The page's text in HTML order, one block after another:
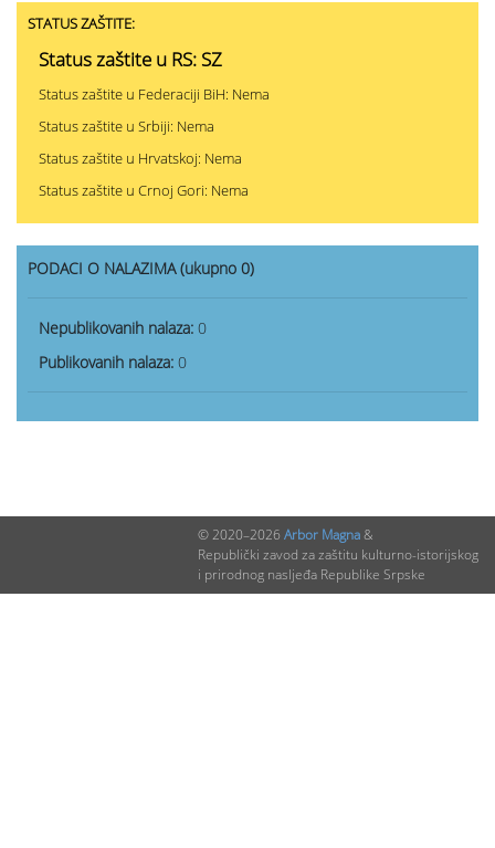
STATUS ZAŠTITE:
Status zaštite u RS: SZ
Status zaštite u Federaciji BiH: Nema
Status zaštite u Srbiji: Nema
Status zaštite u Hrvatskoj: Nema
Status zaštite u Crnoj Gori: Nema
PODACI O NALAZIMA (ukupno 0)
Nepublikovanih nalaza: 0
Publikovanih nalaza: 0
© 2020–2026 Arbor Magna&
Republički zavod za zaštitu kulturno-istorijskog
i prirodnog nasljeđa Republike Srpske